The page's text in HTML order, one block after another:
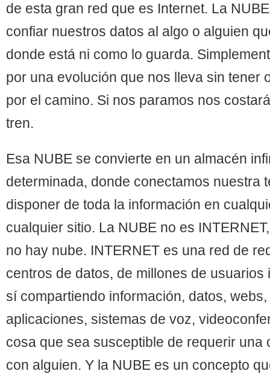
de esta gran red que es Internet. La
confiar nuestros datos al algo o alguien
donde está ni como lo guarda.
por una evolución que nos lleva sin tener
por el camino. Si nos paramos nos
tren.
Esa NUBE se convierte en un almacén
determinada, donde conectamos nuestra
disponer de toda la información en
cualquier sitio. La NUBE no es
no hay nube. INTERNET es una red de
centros de datos, de millones de
sí compartiendo información, datos,
aplicaciones, sistemas de voz,
cosa que sea susceptible de requerir una
con alguien. Y la NUBE es un concepto